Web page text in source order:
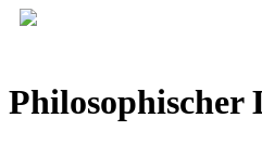
Philosophischer